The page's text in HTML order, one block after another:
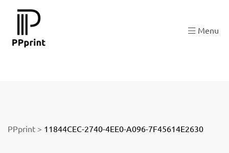
Menu
PPprint > 11844CEC-2740-4EE0-A096-7F45614E2630